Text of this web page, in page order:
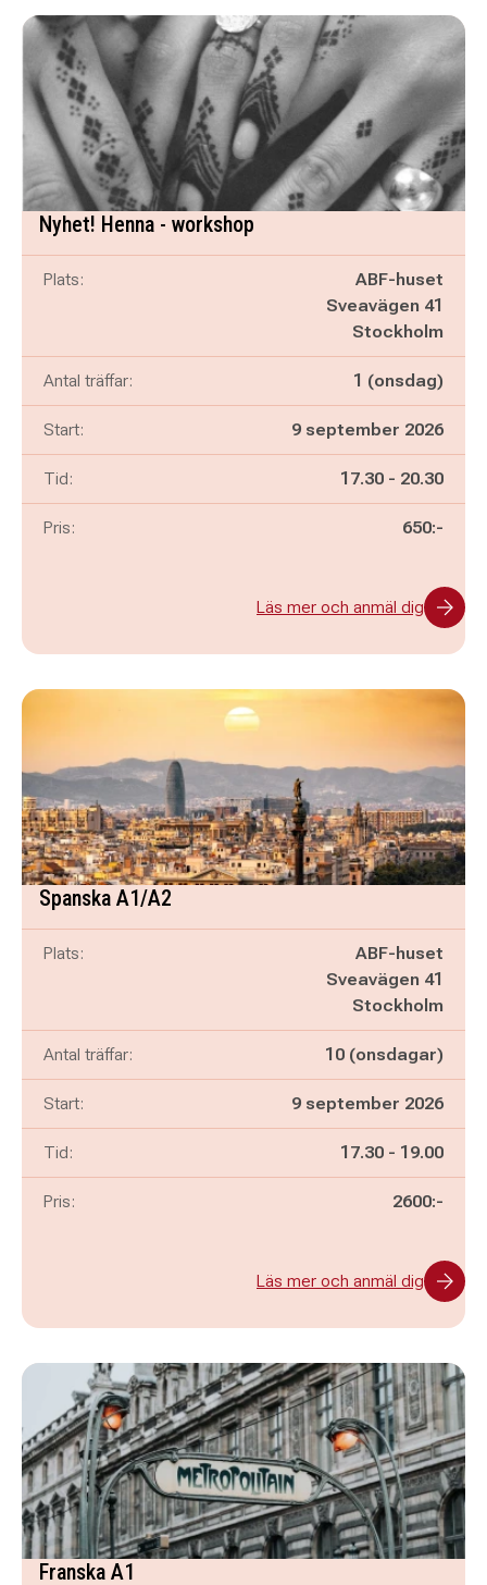
Nyhet! Henna - workshop
Plats:
ABF-huset
Sveavägen 41
Stockholm
Antal träffar: 1 (onsdag)
Start: 9 september 2026
Tid: Pågår mellan
17.30 - och
20.30
Pris: 650:-
Läs mer och anmäl dig
Spanska A1/A2
Plats:
ABF-huset
Sveavägen 41
Stockholm
Antal träffar: 10 (onsdagar)
Start: 9 september 2026
Tid: Pågår mellan
17.30 - och
19.00
Pris: 2600:-
Läs mer och anmäl dig
Franska A1